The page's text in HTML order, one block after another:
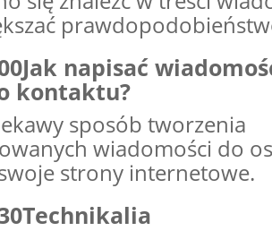
napisać
kontaktu?
sposób tworzenia
wiadomości do
strony internetowe.